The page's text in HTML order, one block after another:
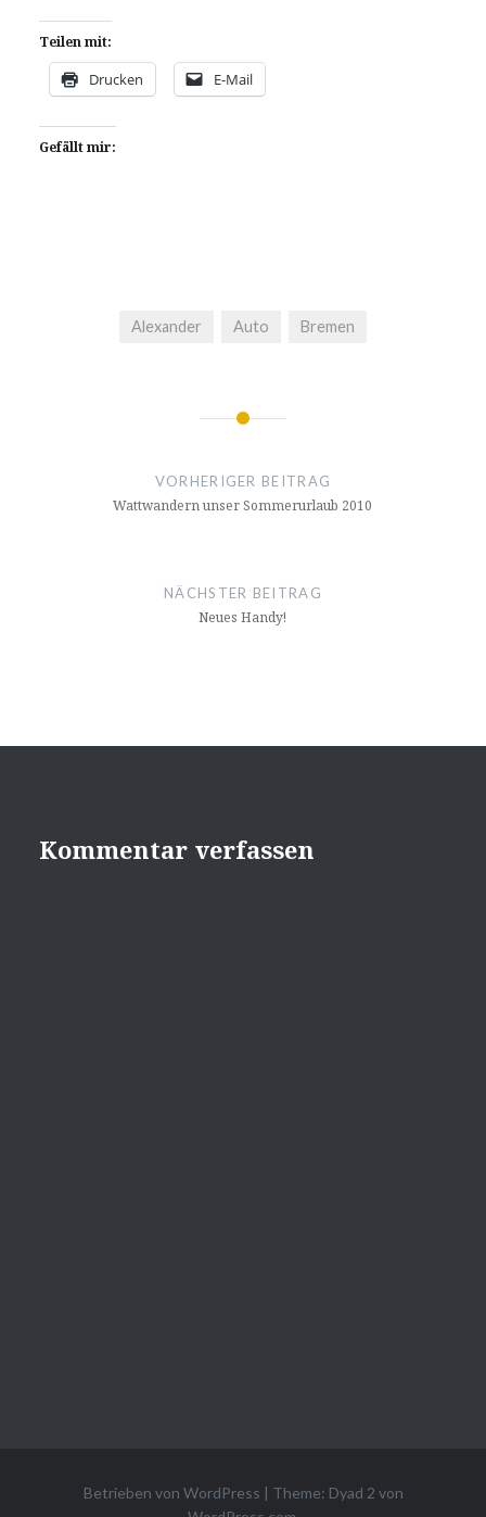
Teilen mit:
Drucken E-Mail
Gefällt mir:
Alexander Auto Bremen
Beitragsnavigation
VORHERIGER BEITRAG
Wattwandern unser Sommerurlaub 2010
NÄCHSTER BEITRAG
Neues Handy!
Kommentar verfassen
Betrieben von WordPress | Theme: Dyad 2 von